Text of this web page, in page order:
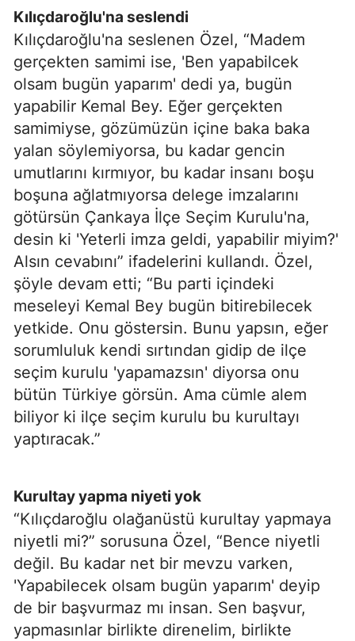
Kılıçdaroğlu'na seslendi
Kılıçdaroğlu'na seslenen Özel, “Madem
gerçekten samimi ise, 'Ben yapabilcek
olsam bugün yaparım' dedi ya, bugün
yapabilir Kemal Bey. Eğer gerçekten
samimiyse, gözümüzün içine baka baka
yalan söylemiyorsa, bu kadar gencin
umutlarını kırmıyor, bu kadar insanı boşu
boşuna ağlatmıyorsa delege imzalarını
götürsün Çankaya İlçe Seçim Kurulu'na,
desin ki 'Yeterli imza geldi, yapabilir miyim?'
Alsın cevabını” ifadelerini kullandı. Özel,
şöyle devam etti; “Bu parti içindeki
meseleyi Kemal Bey bugün bitirebilecek
yetkide. Onu göstersin. Bunu yapsın, eğer
sorumluluk kendi sırtından gidip de ilçe
seçim kurulu 'yapamazsın' diyorsa onu
bütün Türkiye görsün. Ama cümle alem
biliyor ki ilçe seçim kurulu bu kurultayı
yaptıracak.”
Kurultay yapma niyeti yok
“Kılıçdaroğlu olağanüstü kurultay yapmaya
niyetli mi?” sorusuna Özel, “Bence niyetli
değil. Bu kadar net bir mevzu varken,
'Yapabilecek olsam bugün yaparım' deyip
de bir başvurmaz mı insan. Sen başvur,
yapmasınlar birlikte direnelim, birlikte